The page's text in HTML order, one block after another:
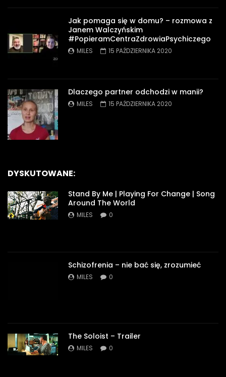
Jak pomaga się w domu? – rozmowa z
Janem Walczyńskim
#PopieramCentraZdrowiaPsychiczego
MILES 15 PAŹDZIERNIKA 2020
Dlaczego partner odchodzi w manii?
MILES 15 PAŹDZIERNIKA 2020
DYSKUTOWANE:
Stand By Me | Playing For Change | Song
Around The World
MILES 0
Schizofrenia – nie bać się, zrozumieć
MILES 0
The Soloist – Trailer
MILES 0